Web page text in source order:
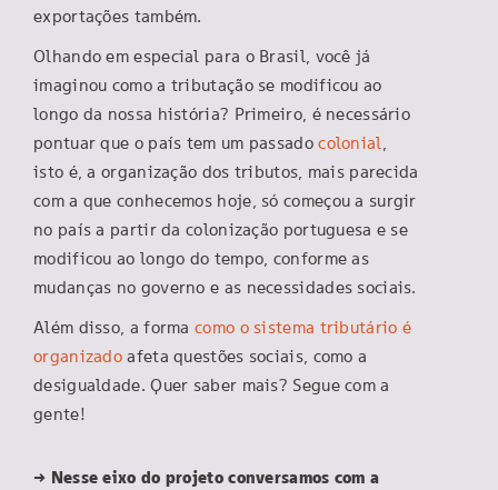
exportações também.
Olhando em especial para o Brasil, você já
imaginou como a tributação se modificou ao
longo da nossa história? Primeiro, é necessário
pontuar que o país tem um passadocolonial,
isto é, a organização dos tributos, mais parecida
com a que conhecemos hoje, só começou a surgir
no país a partir da colonização portuguesa e se
modificou ao longo do tempo, conforme as
mudanças no governo e as necessidades sociais.
Além disso, a formacomo o sistema tributário é
organizado afeta questões sociais, como a
desigualdade. Quer saber mais? Segue com a
gente!
→ Nesse eixo do projeto conversamos com a